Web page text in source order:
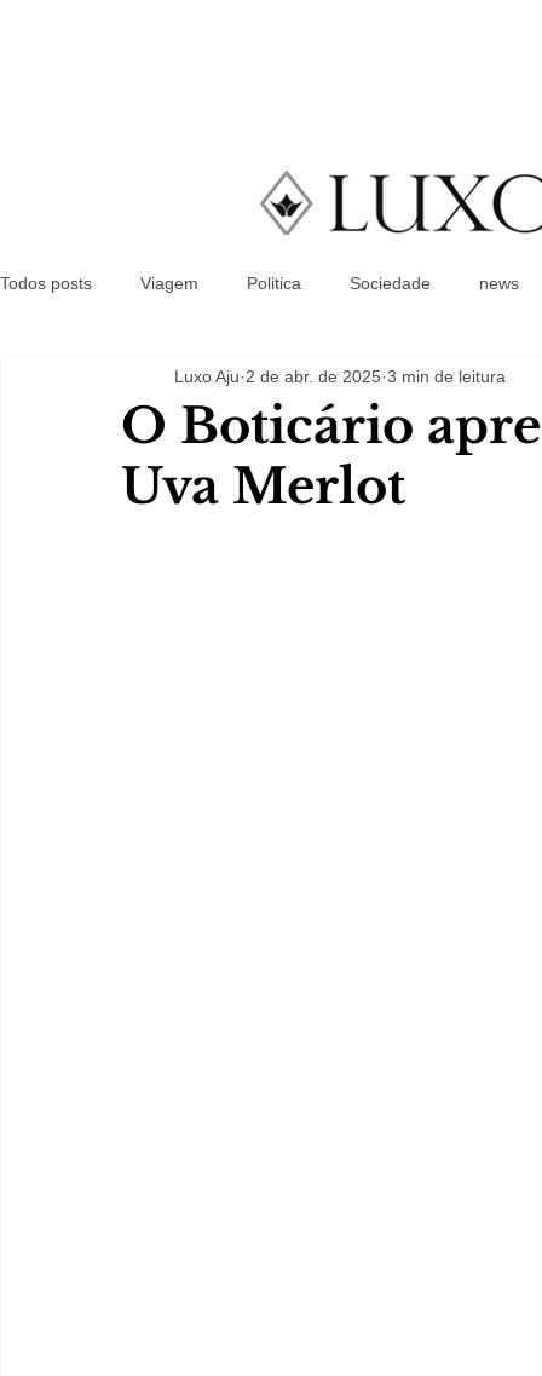
Todos posts Viagem Politica Sociedade news
O Boticário
Uva Merlot
Luxo Aju 2 de abr. de 2025 3 min de leitura